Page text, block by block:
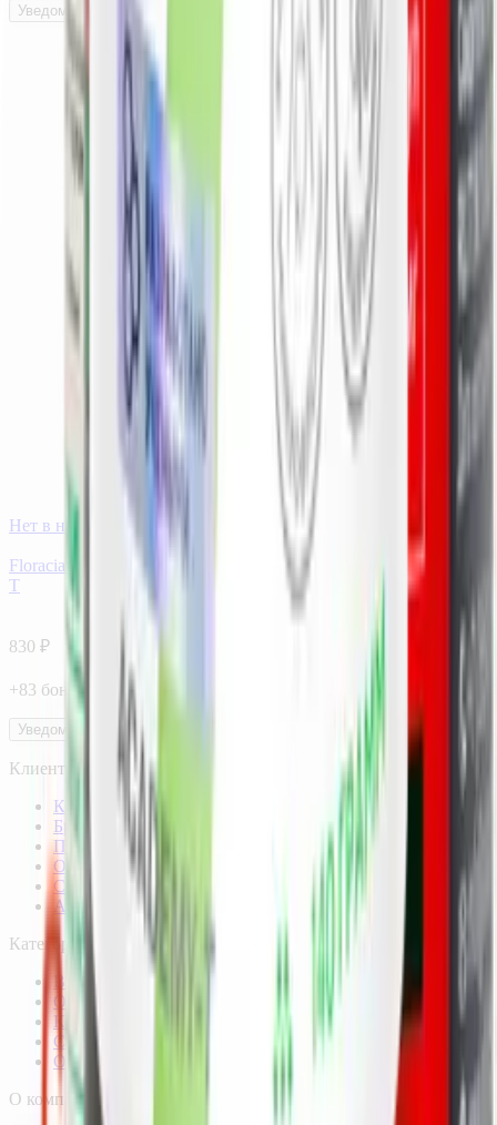
Уведомить
Нет в наличии
Floracia Флорация® пребиотик, порошок, 140 г. АКАДЕМИЯ-
Т
830 ₽
+83 бонус
Уведомить
Клиентам
Каталог
Бренды
Подбор по веществам
Оплата заказов
Способы доставки
Акции
Категории
Витамины и минералы
Омега-3
Коллаген
Спортпитание
От стресса
О компании